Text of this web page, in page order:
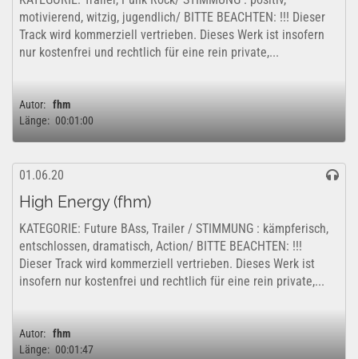
motivierend, witzig, jugendlich/ BITTE BEACHTEN: !!! Dieser
Track wird kommerziell vertrieben. Dieses Werk ist insofern
nur kostenfrei und rechtlich für eine rein private,...
Autor: fhm
Länge: 00:01:00
01.06.20
High Energy (fhm)
KATEGORIE: Future BAss, Trailer / STIMMUNG : kämpferisch,
entschlossen, dramatisch, Action/ BITTE BEACHTEN: !!!
Dieser Track wird kommerziell vertrieben. Dieses Werk ist
insofern nur kostenfrei und rechtlich für eine rein private,...
Autor: fhm
Länge: 00:01:47